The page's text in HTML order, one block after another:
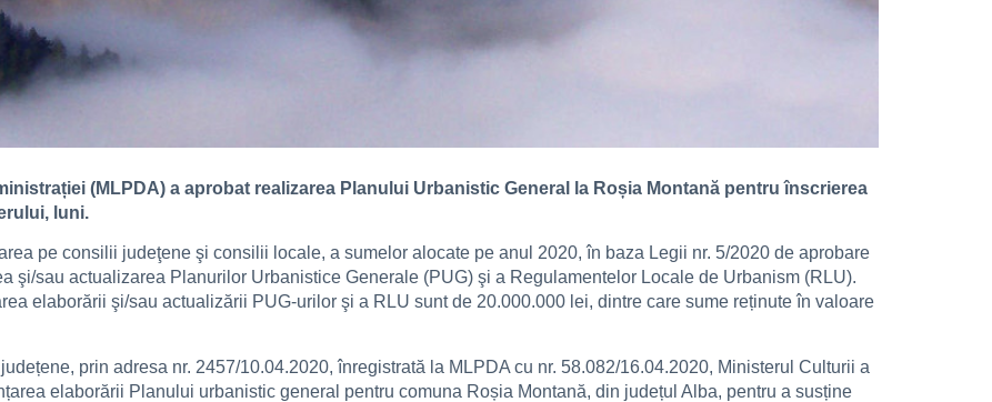
(MLPDA) a aprobat realizarea Planului Urbanistic General la Roșia Montană pentru înscrierea
luni.
pe consilii judeţene şi consilii locale, a sumelor alocate pe anul 2020, în baza Legii nr. 5/2020 de aprobare
şi/sau actualizarea Planurilor Urbanistice Generale (PUG) şi a Regulamentelor Locale de Urbanism (RLU).
elaborării şi/sau actualizării PUG-urilor şi a RLU sunt de 20.000.000 lei, dintre care sume reținute în valoare
prin adresa nr. 2457/10.04.2020, înregistrată la MLPDA cu nr. 58.082/16.04.2020, Ministerul Culturii a
elaborării Planului urbanistic general pentru comuna Roșia Montană, din județul Alba, pentru a susține